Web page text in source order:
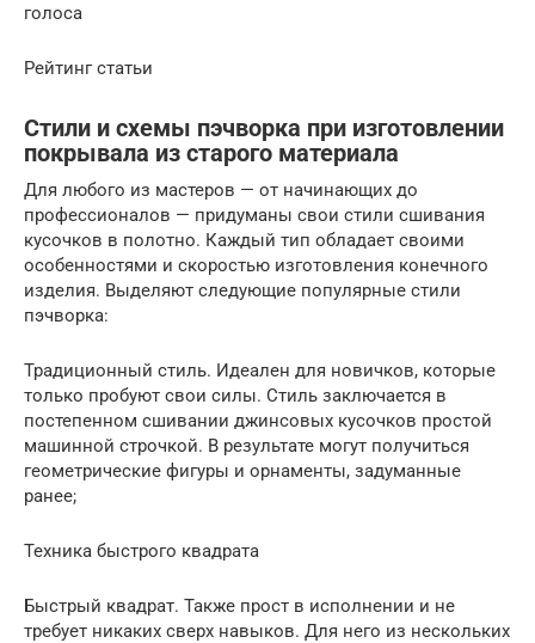
голоса
Рейтинг статьи
Стили и схемы пэчворка при изготовлении
покрывала из старого материала
Для любого из мастеров — от начинающих до
профессионалов — придуманы свои стили сшивания
кусочков в полотно. Каждый тип обладает своими
особенностями и скоростью изготовления конечного
изделия. Выделяют следующие популярные стили
пэчворка:
Традиционный стиль. Идеален для новичков, которые
только пробуют свои силы. Стиль заключается в
постепенном сшивании джинсовых кусочков простой
машинной строчкой. В результате могут получиться
геометрические фигуры и орнаменты, задуманные
ранее;
Техника быстрого квадрата
Быстрый квадрат. Также прост в исполнении и не
требует никаких сверх навыков. Для него из нескольких